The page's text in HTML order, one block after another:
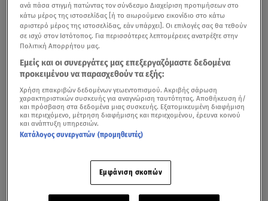
ανά πάσα στιγμή πατώντας τον σύνδεσμο Διαχείριση προτιμήσεων στο
κάτω μέρος της ιστοσελίδας [ή το αιωρούμενο εικονίδιο στο κάτω
αριστερό μέρος της ιστοσελίδας, εάν υπάρχει]. Οι επιλογές σας θα τεθούν
σε ισχύ στον Ιστότοπος. Για περισσότερες λεπτομέρειες ανατρέξτε στην
Πολιτική Απορρήτου μας.
Εμείς και οι συνεργάτες μας επεξεργαζόμαστε δεδομένα
προκειμένου να παρασχεθούν τα εξής:
Χρήση επακριβών δεδομένων γεωεντοπισμού. Ακριβής σάρωση
χαρακτηριστικών συσκευής για αναγνώριση ταυτότητας. Αποθήκευση ή/
και πρόσβαση στα δεδομένα μιας συσκευής. Εξατομικευμένη διαφήμιση
και περιεχόμενο, μέτρηση διαφήμισης και περιεχομένου, έρευνα κοινού
και ανάπτυξη υπηρεσιών.
Κατάλογος συνεργατών (προμηθευτές)
Εμφάνιση σκοπών